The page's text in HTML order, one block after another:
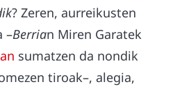
? Zeren, aurreikusten
–Berrian Miren Garatek
sumatzen da nondik
tiroak–, alegia,